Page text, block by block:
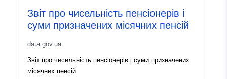
Звіт про чисельність пенсіонерів і
суми призначених місячних пенсій
data.gov.ua
Звіт про чисельність пенсіонерів і суми призначених
місячних пенсій